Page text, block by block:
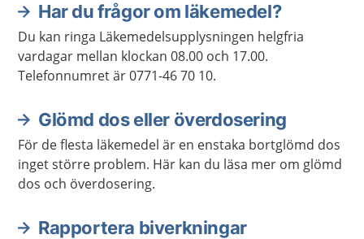
Har du frågor om läkemedel?
Du kan ringa Läkemedelsupplysningen helgfria
vardagar mellan klockan 08.00 och 17.00.
Telefonnumret är 0771-46 70 10.
Glömd dos eller överdosering
För de flesta läkemedel är en enstaka bortglömd dos
inget större problem. Här kan du läsa mer om glömd
dos och överdosering.
Rapportera biverkningar